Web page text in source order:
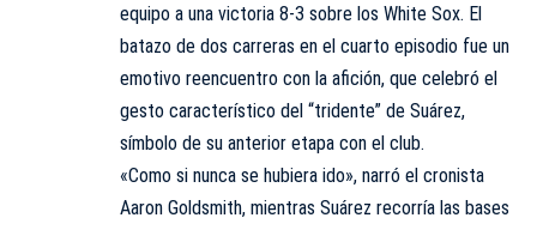
equipo a una victoria 8-3 sobre los White Sox. El
batazo de dos carreras en el cuarto episodio fue un
emotivo reencuentro con la afición, que celebró el
gesto característico del “tridente” de Suárez,
símbolo de su anterior etapa con el club.
«Como si nunca se hubiera ido», narró el cronista
Aaron Goldsmith, mientras Suárez recorría las bases